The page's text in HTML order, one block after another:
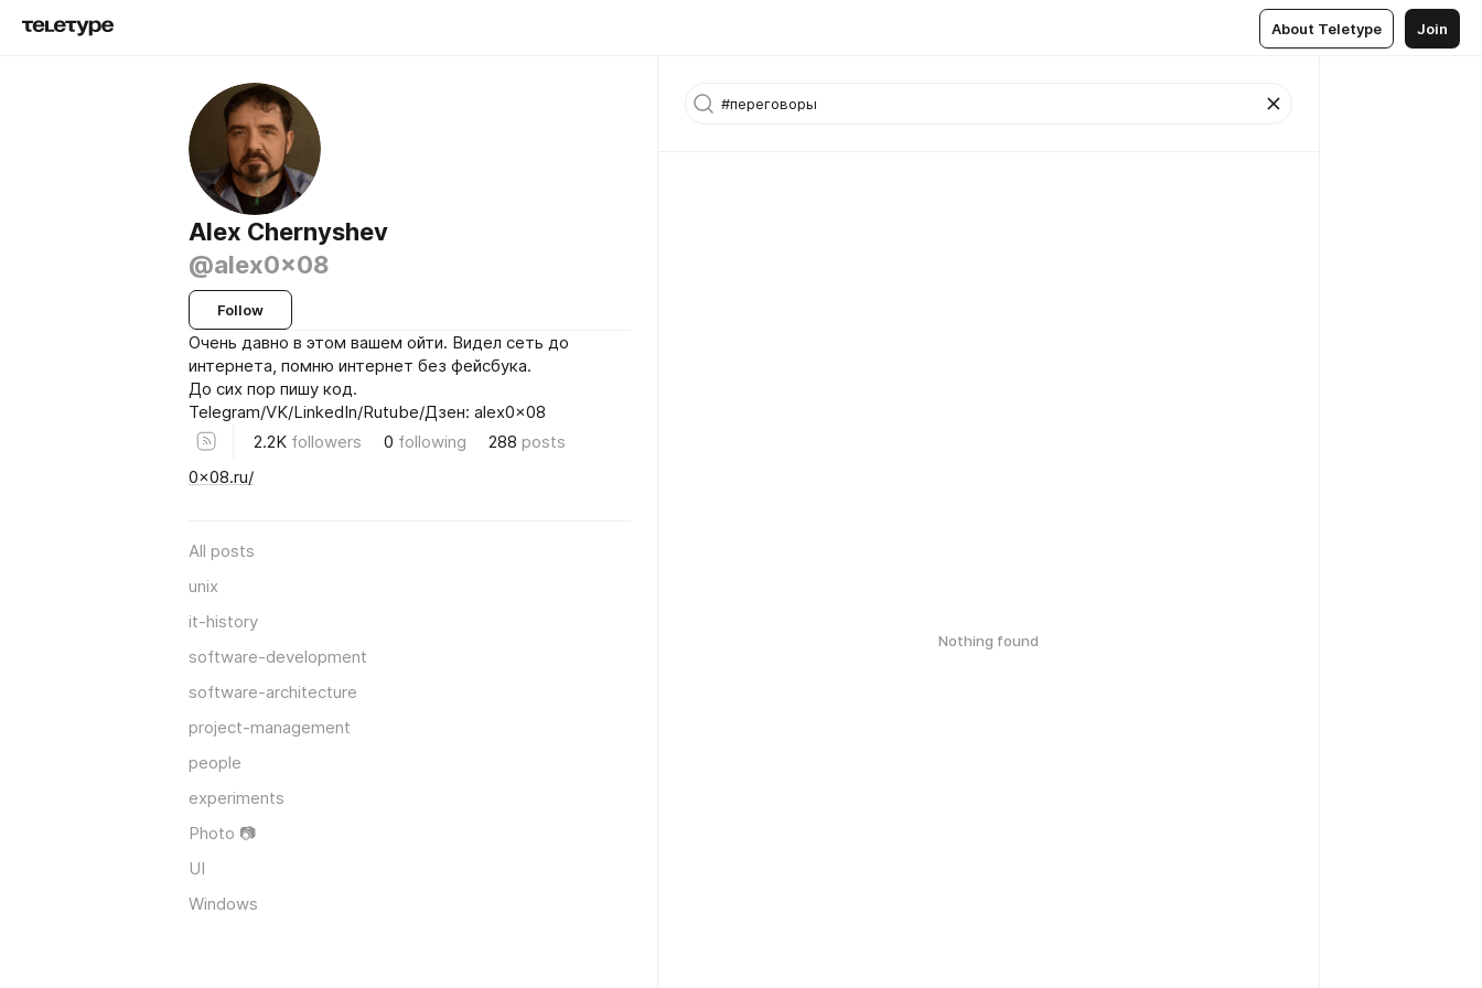
About Teletype Join
Alex Chernyshev
@alex0x08
Follow
Очень давно в этом вашем ойти. Видел сеть до
интернета, помню интернет без фейсбука.
До сих пор пишу код.
Telegram/VK/LinkedIn/Rutube/Дзен: alex0x08
2.2K followers 0 following 288 posts
0x08.ru/
All posts
unix
it-history
software-development
software-architecture
project-management
people
experiments
Photo 📷
UI
Windows
Nothing found